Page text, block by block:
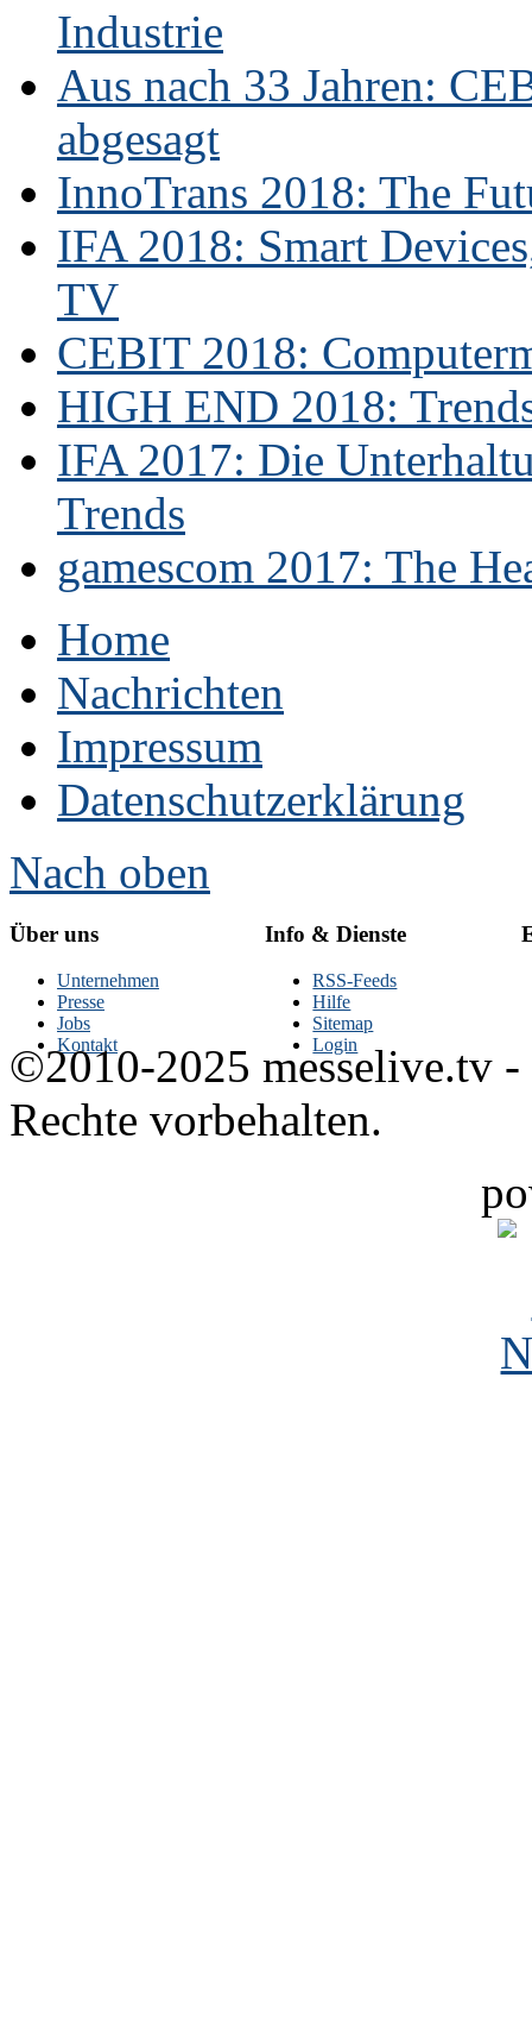
Industrie
Aus nach 33 Jahren:
abgesagt
InnoTrans 2018: The
IFA 2018: Smart
TV
CEBIT 2018:
HIGH END 2018:
IFA 2017: Die
Trends
gamescom 2017: The
Home
Nachrichten
Impressum
Datenschutzerklärung
Nach oben
Über uns
Unternehmen
Presse
Jobs
Kontakt
Info & Dienste
RSS-Feeds
Hilfe
Sitemap
Login
©2010-2025 messelive.tv -
Rechte vorbehalten.